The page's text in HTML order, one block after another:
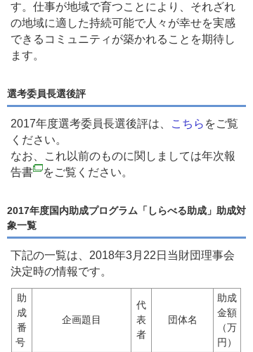
す。仕事が地域で育つことにより、それざれ
の地域に適した持続可能で人々が幸せを実感
できるコミュニティが築かれることを期待し
ます。
選考委員長選後評
2017年度選考委員長選後評は、 こちら をご覧
ください。
なお、これ以前のものに関しましては年次報
告書
をご覧ください。
2017年度国内助成プログラム「しらべる助成」助成対
象一覧
下記の一覧は、2018年3月22日当財団理事会
決定時の情報です。
助
成
番
号
企画題目
代
表
者
団体名
助成
金額
（万
円）